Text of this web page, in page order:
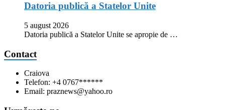
Datoria publică a Statelor Unite
5 august 2026
Datoria publică a Statelor Unite se apropie de …
Contact
Craiova
Telefon: +4 0767******
Email: praznews@yahoo.ro